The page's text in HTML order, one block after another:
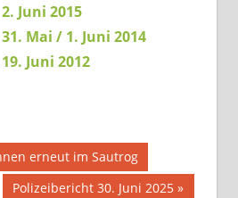
Juni 2015
Mai / 1. Juni 2014
Juni 2012
erneut im Sautrog
Nächster
Polizeibericht 30. Juni 2025